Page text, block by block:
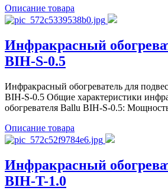
Описание товара
Инфракрасный
BIH-S-0.5
Инфракрасный обогреватель для
BIH-S-0.5 Общие характеристики
обогревателя Ballu BIH-S-0.5:
Описание товара
Инфракрасный
BIH-T-1.0